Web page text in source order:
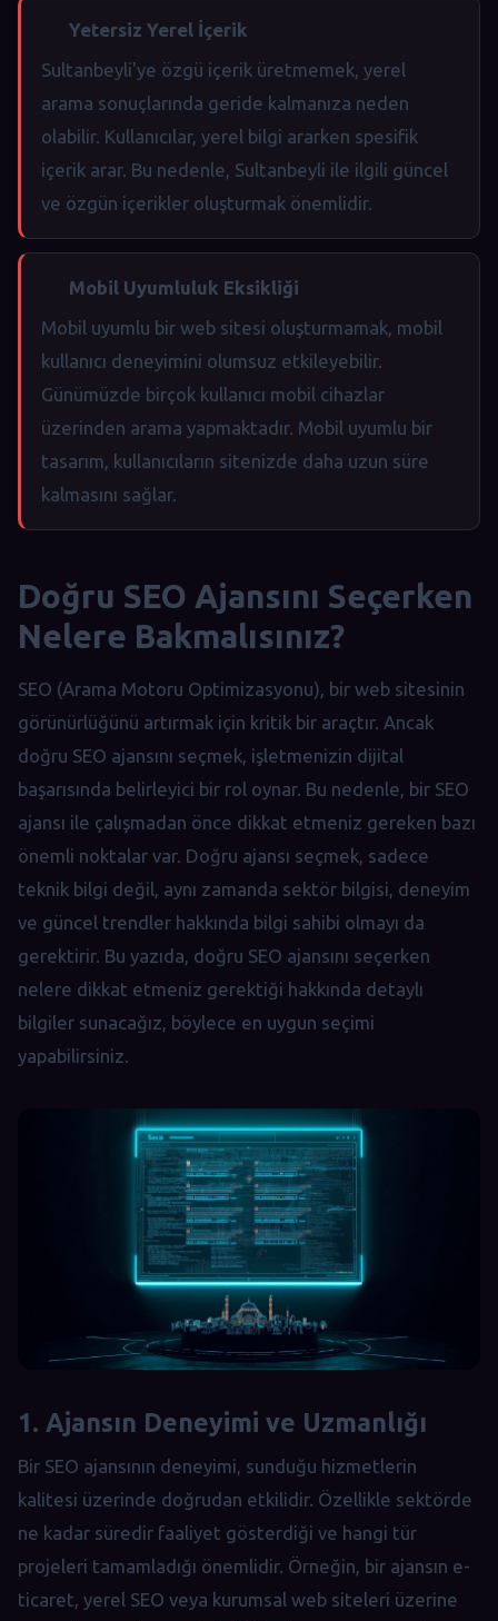
Yetersiz Yerel İçerik
Sultanbeyli'ye özgü içerik üretmemek, yerel
arama sonuçlarında geride kalmanıza neden
olabilir. Kullanıcılar, yerel bilgi ararken spesifik
içerik arar. Bu nedenle, Sultanbeyli ile ilgili güncel
ve özgün içerikler oluşturmak önemlidir.
Mobil Uyumluluk Eksikliği
Mobil uyumlu bir web sitesi oluşturmamak, mobil
kullanıcı deneyimini olumsuz etkileyebilir.
Günümüzde birçok kullanıcı mobil cihazlar
üzerinden arama yapmaktadır. Mobil uyumlu bir
tasarım, kullanıcıların sitenizde daha uzun süre
kalmasını sağlar.
Doğru SEO Ajansını Seçerken
Nelere Bakmalısınız?
SEO (Arama Motoru Optimizasyonu), bir web sitesinin
görünürlüğünü artırmak için kritik bir araçtır. Ancak
doğru SEO ajansını seçmek, işletmenizin dijital
başarısında belirleyici bir rol oynar. Bu nedenle, bir SEO
ajansı ile çalışmadan önce dikkat etmeniz gereken bazı
önemli noktalar var. Doğru ajansı seçmek, sadece
teknik bilgi değil, aynı zamanda sektör bilgisi, deneyim
ve güncel trendler hakkında bilgi sahibi olmayı da
gerektirir. Bu yazıda, doğru SEO ajansını seçerken
nelere dikkat etmeniz gerektiği hakkında detaylı
bilgiler sunacağız, böylece en uygun seçimi
yapabilirsiniz.
1. Ajansın Deneyimi ve Uzmanlığı
Bir SEO ajansının deneyimi, sunduğu hizmetlerin
kalitesi üzerinde doğrudan etkilidir. Özellikle sektörde
ne kadar süredir faaliyet gösterdiği ve hangi tür
projeleri tamamladığı önemlidir. Örneğin, bir ajansın e-
ticaret, yerel SEO veya kurumsal web siteleri üzerine